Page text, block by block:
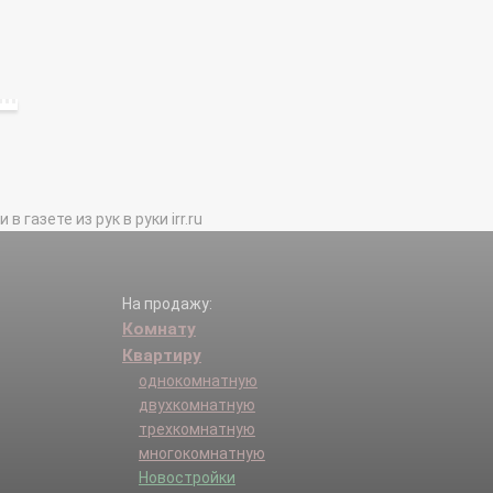
газете из рук в руки irr.ru
На продажу:
Комнату
Квартиру
однокомнатную
двухкомнатную
трехкомнатную
многокомнатную
Новостройки